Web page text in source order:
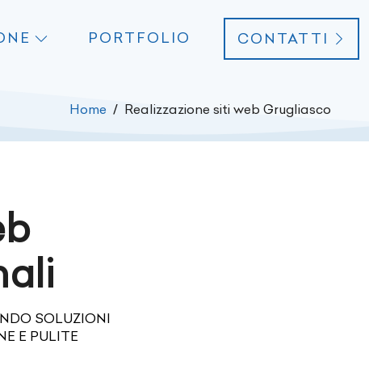
PORTFOLIO CONTATTI
Home Realizzazione siti web Grugliasco
SOLUZIONI
E PULITE